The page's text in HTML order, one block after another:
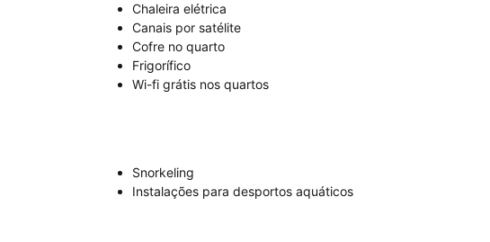
Chaleira elétrica
Canais por satélite
Cofre no quarto
Frigorífico
Wi-fi grátis nos quartos
Snorkeling
Instalações para desportos aquáticos